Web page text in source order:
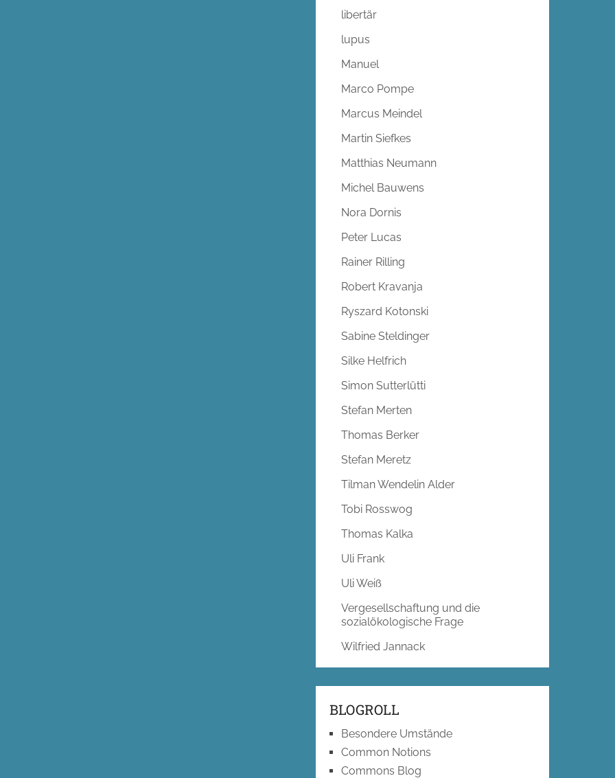
libertär
lupus
Manuel
Marco Pompe
Marcus Meindel
Martin Siefkes
Matthias Neumann
Michel Bauwens
Nora Dornis
Peter Lucas
Rainer Rilling
Robert Kravanja
Ryszard Kotonski
Sabine Steldinger
Silke Helfrich
Simon Sutterlütti
Stefan Merten
Thomas Berker
Stefan Meretz
Tilman Wendelin Alder
Tobi Rosswog
Thomas Kalka
Uli Frank
Uli Weiß
Vergesellschaftung und die
sozialökologische Frage
Wilfried Jannack
BLOGROLL
Besondere Umstände
Common Notions
Commons Blog